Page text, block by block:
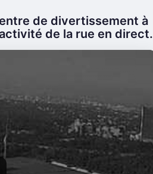
de divertissement à
de la rue en direct.